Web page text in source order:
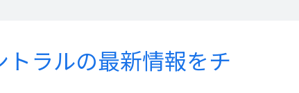
ラルの最新情報をチ